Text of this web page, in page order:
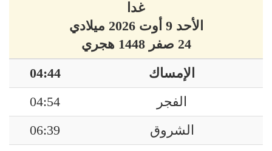
غدا
الأحد 9 أوت 2026 ميلادي
24 صفر 1448 هجري
الإمساك
04:44
الفجر
04:54
الشروق
06:39